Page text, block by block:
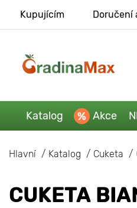
Kupujícím Doručení
Katalog Akce
Hlavní Katalog Cuketa
CUKETA